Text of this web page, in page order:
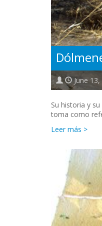
June
Su historia y
toma como
Leer más >